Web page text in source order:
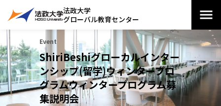
法政大学
グローバル教育センター
Event
ShiriBeshiグローカルインター
ンシップ(留学)ウィンタープロ
グラムウィンタープログラム募
集説明会